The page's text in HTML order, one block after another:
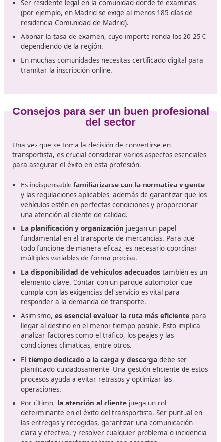
Requisitos y documentación
En la actualidad, obtener el Título de Competencia
carretera(mercancías > 3.500 kg o viajeros > 9 plazas).
certificado no es delegable: debe estar en posesión de
transportista. Puedes acceder a él a través de
específica y el examen oficial convocado por las
autónomas
Para inscribirtedebes:
Tener al menos Bachillerato, FP (grado medio o
estudios universitarios.
Ser residente legal en la comunidad donde te
(por ejemplo, en Madrid se exige al menos 185 días
residencia Comunidad de Madrid).
Abonar la tasa de examen, cuyo importe ronda los
dependiendo de la región.
En muchas comunidades necesitas certificado
tramitar la inscripción online.
Consejos para ser un buen
del sector
Una vez que se toma la decisión de convertirse en
transportista, es crucial considerar varios aspectos
para asegurar el éxito en esta profesión.